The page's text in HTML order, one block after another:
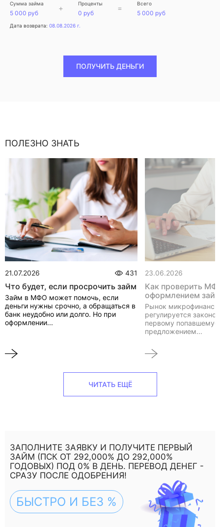
Сумма займа
5 000 руб
+ Проценты
0 руб
= Всего
5 000 руб
Дата возврата: 08.08.2026 г.
ПОЛУЧИТЬ ДЕНЬГИ
ПОЛЕЗНО ЗНАТЬ
21.07.2026 431
Что будет, если просрочить займ
Займ в МФО может помочь, если
деньги нужны срочно, а обращаться в
банк неудобно или долго. Но при
оформлении...
23.06.2026
Как проверить
оформлением
Рынок
регулируется
первому
предложением...
ЧИТАТЬ ЕЩЁ
ЗАПОЛНИТЕ ЗАЯВКУ И ПОЛУЧИТЕ ПЕРВЫЙ
ЗАЙМ (ПСК ОТ 292,000% ДО 292,000%
ГОДОВЫХ) ПОД 0% В ДЕНЬ. ПЕРЕВОД ДЕНЕГ -
СРАЗУ ПОСЛЕ ОДОБРЕНИЯ!
БЫСТРО И БЕЗ %